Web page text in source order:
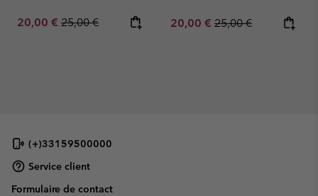
Sale price:
20,00 € Regular price:
25,00 € Sale price:
20,00 € Regular price:
25,00 €
(+)33159500000
Service client
Formulaire de contact